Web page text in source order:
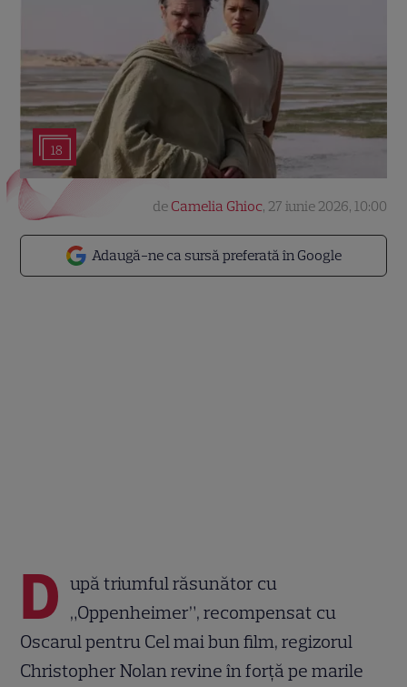
18
Adaugă-ne ca sursă preferată în Google
de Camelia Ghioc, 27 iunie 2026, 10:00
D upă triumful răsunător cu
„Oppenheimer”, recompensat cu
Oscarul pentru Cel mai bun film, regizorul
Christopher Nolan revine în forță pe marile